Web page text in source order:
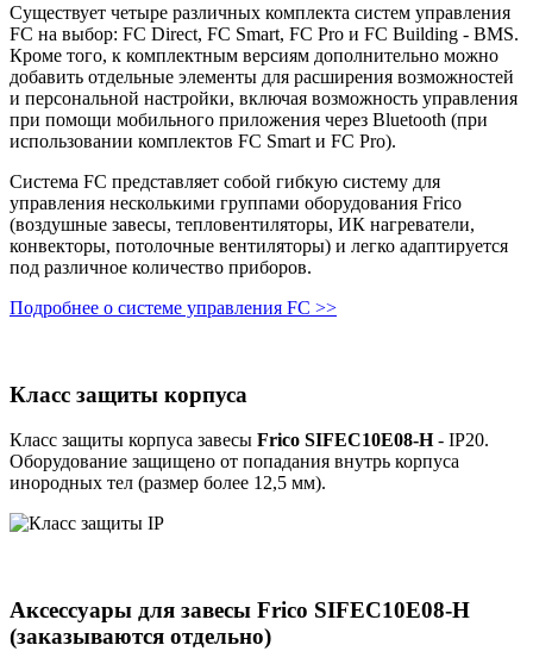
Существует четыре различных комплекта систем управления
FC на выбор: FC Direct, FC Smart, FC Pro и FC Building - BMS.
Кроме того, к комплектным версиям дополнительно можно
добавить отдельные элементы для расширения возможностей
и персональной настройки, включая возможность управления
при помощи мобильного приложения через Bluetooth (при
использовании комплектов FC Smart и FC Pro).
Система FC представляет собой гибкую систему для
управления несколькими группами оборудования Frico
(воздушные завесы, тепловентиляторы, ИК нагреватели,
конвекторы, потолочные вентиляторы) и легко адаптируется
под различное количество приборов.
Подробнее о системе управления FC >>
Класс защиты корпуса
Класс защиты корпуса завесы Frico SIFEC10E08-H- IP20.
Оборудование защищено от попадания внутрь корпуса
инородных тел (размер более 12,5 мм).
Аксессуары для завесы Frico SIFEC10E08-H
(заказываются отдельно)